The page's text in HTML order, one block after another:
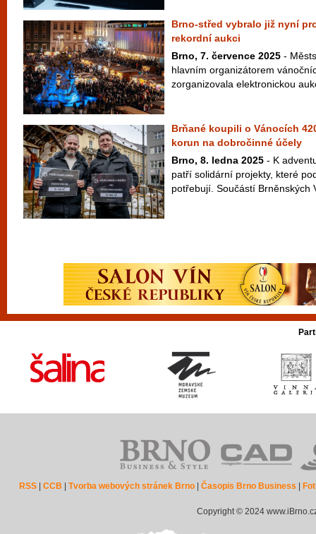
Brno-střed vybralo již nyní
rekordní aukci
Brno, 7. července 2025 -
hlavním organizátorem
zorganizovala elektronickou
Brňané koupili o Vánocích
korun na dobročinné účely
Brno, 8. ledna 2025 - K
patří solidární projekty, které
potřebují. Součástí Brněnských
RSS |CCB |Tvorba webových stránek Brno |Časopis Brno Business
Copyright © 2024